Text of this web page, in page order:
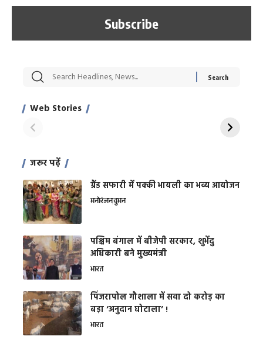
Web Stories
सट्टेबाजी में अरेस्ट हुए
साहिल खान
रोज एक कच्चे लहसुन
जरूर पढ़ें
ग्रैंड सफारी में पक्की भायली का भव्य आयोजन
मनोरंजनवुमन
पश्चिम बंगाल में बीजेपी सरकार, शुभेंदु
अधिकारी बने मुख्यमंत्री
भारत
​पिंजरापोल गौशाला में सवा दो करोड़ का
बड़ा ‘अनुदान घोटाला’ !
भारत